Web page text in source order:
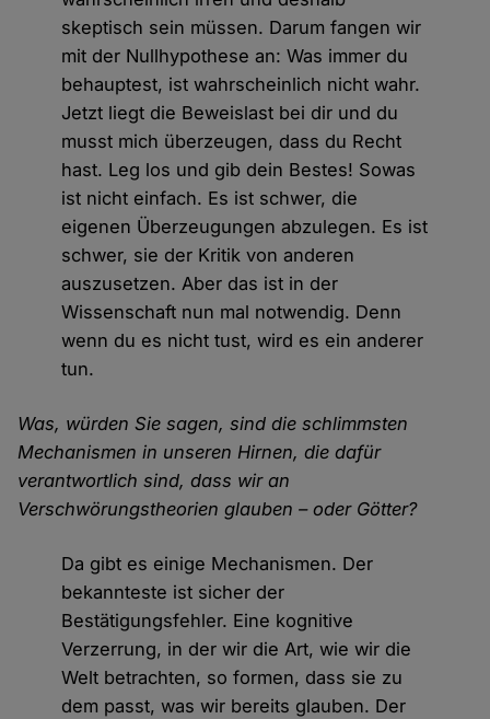
skeptisch sein müssen. Darum fangen wir
mit der Nullhypothese an: Was immer du
behauptest, ist wahrscheinlich nicht wahr.
Jetzt liegt die Beweislast bei dir und du
musst mich überzeugen, dass du Recht
hast. Leg los und gib dein Bestes! Sowas
ist nicht einfach. Es ist schwer, die
eigenen Überzeugungen abzulegen. Es ist
schwer, sie der Kritik von anderen
auszusetzen. Aber das ist in der
Wissenschaft nun mal notwendig. Denn
wenn du es nicht tust, wird es ein anderer
tun.
Was, würden Sie sagen, sind die schlimmsten
Mechanismen in unseren Hirnen, die dafür
verantwortlich sind, dass wir an
Verschwörungstheorien glauben – oder Götter?
Da gibt es einige Mechanismen. Der
bekannteste ist sicher der
Bestätigungsfehler. Eine kognitive
Verzerrung, in der wir die Art, wie wir die
Welt betrachten, so formen, dass sie zu
dem passt, was wir bereits glauben. Der